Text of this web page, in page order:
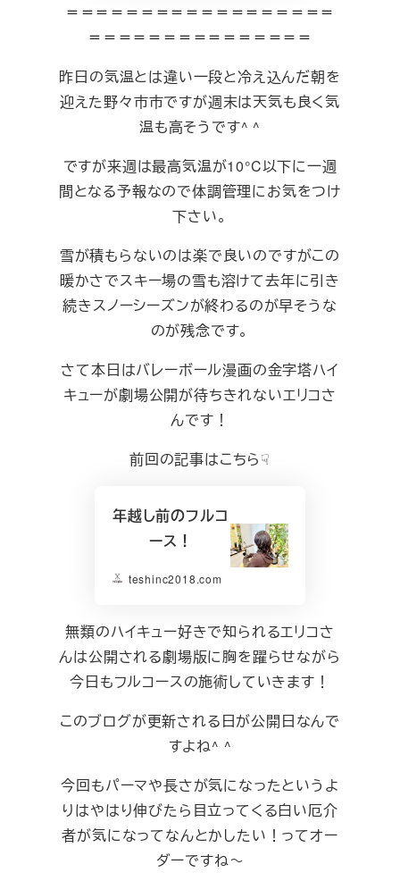
＝＝＝＝＝＝＝＝＝＝＝＝＝＝＝＝＝＝
＝＝＝＝＝＝＝＝＝＝＝＝＝＝＝
昨日の気温とは違い一段と冷え込んだ朝を
迎えた野々市市ですが週末は天気も良く気
温も高そうです^ ^
ですが来週は最高気温が10°C以下に一週
間となる予報なので体調管理にお気をつけ
下さい。
雪が積もらないのは楽で良いのですがこの
暖かさでスキー場の雪も溶けて去年に引き
続きスノーシーズンが終わるのが早そうな
のが残念です。
さて本日はバレーボール漫画の金字塔ハイ
キューが劇場公開が待ちきれないエリコさ
んです！
前回の記事はこちら☟
年越し前のフルコ
ース！
teshinc2018.com
無類のハイキュー好きで知られるエリコさ
んは公開される劇場版に胸を躍らせながら
今日もフルコースの施術していきます！
このブログが更新される日が公開日なんで
すよね^ ^
今回もパーマや長さが気になったというよ
りはやはり伸びたら目立ってくる白い厄介
者が気になってなんとかしたい！ってオー
ダーですね～